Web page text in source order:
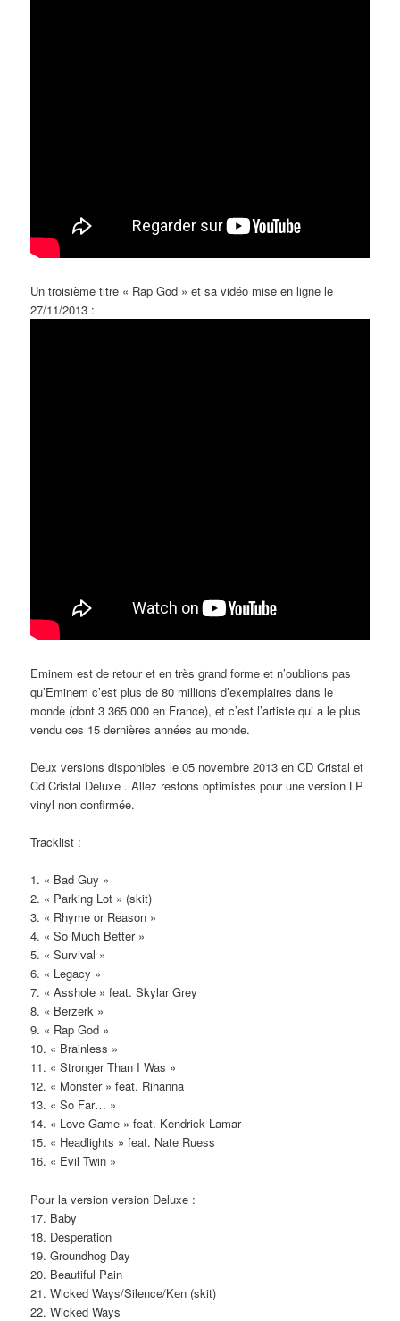
Un troisième titre « Rap God » et sa vidéo mise en ligne le
27/11/2013 :
Eminem est de retour et en très grand forme et n’oublions pas
qu’Eminem c’est plus de 80 millions d’exemplaires dans le
monde (dont 3 365 000 en France), et c’est l’artiste qui a le plus
vendu ces 15 dernières années au monde.
Deux versions disponibles le 05 novembre 2013 en CD Cristal et
Cd Cristal Deluxe . Allez restons optimistes pour une version LP
vinyl non confirmée.
Tracklist :
1. « Bad Guy »
2. « Parking Lot » (skit)
3. « Rhyme or Reason »
4. « So Much Better »
5. « Survival »
6. « Legacy »
7. « Asshole » feat. Skylar Grey
8. « Berzerk »
9. « Rap God »
10. « Brainless »
11. « Stronger Than I Was »
12. « Monster » feat. Rihanna
13. « So Far… »
14. « Love Game » feat. Kendrick Lamar
15. « Headlights » feat. Nate Ruess
16. « Evil Twin »
Pour la version version Deluxe :
17. Baby
18. Desperation
19. Groundhog Day
20. Beautiful Pain
21. Wicked Ways/Silence/Ken (skit)
22. Wicked Ways